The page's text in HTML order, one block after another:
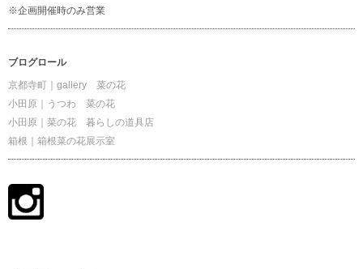
※企画開催時のみ営業
ブログロール
京都寺町｜gallery 菜の花
小田原｜うつわ 菜の花
小田原｜菜の花 暮らしの道具店
箱根｜箱根菜の花展示室